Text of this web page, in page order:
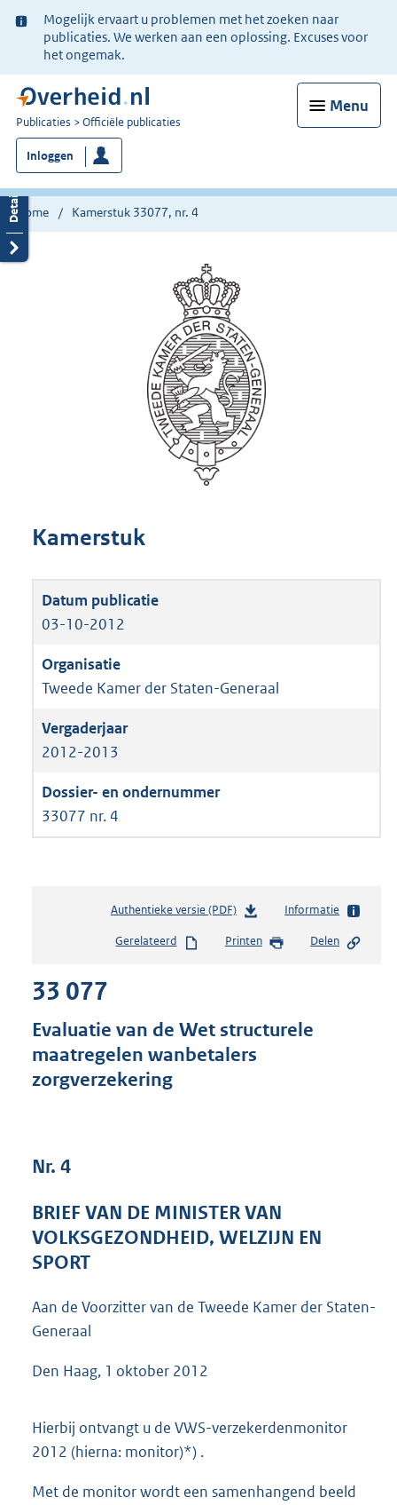
Ter
informatie:
Mogelijk ervaart u problemen met het zoeken naar
publicaties. We werken aan een oplossing. Excuses voor
het ongemak.
Menu
U
bent
nu
hier:
Publicaties Officiële publicaties
Inloggen
Home Kamerstuk 33077, nr. 4
Kamerstuk
03-10-2012
Tweede Kamer der Staten-Generaal
2012-2013
33077 nr. 4
Authentieke versie (PDF)b
s
s
g
5
K
Informatie
Gerelateerd Printen Delen
33 077
Evaluatie van de Wet structurele
maatregelen wanbetalers
zorgverzekering
Nr. 4
BRIEF VAN DE MINISTER VAN
VOLKSGEZONDHEID, WELZIJN EN
SPORT
Aan de Voorzitter van de Tweede Kamer der Staten-
Generaal
Den Haag, 1 oktober 2012
Hierbij ontvangt u de VWS-verzekerdenmonitor
2012 (hierna: monitor)*) .
Met de monitor wordt een samenhangend beeld